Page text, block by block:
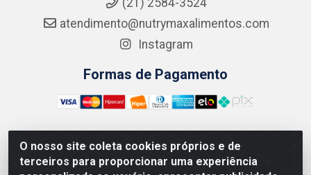
O nosso site coleta cookies próprios e de
terceiros para proporcionar uma experiência
atendimento@nutrymaxalimentos.com
Instagram
Formas de Pagamento
NUTRY MAX COMÉRCIO DE PRODUTOS ALIMENTICIOS
LTDA - RUA DO FEIJÃO, 721 PENHA CIRCULAR/RJ -